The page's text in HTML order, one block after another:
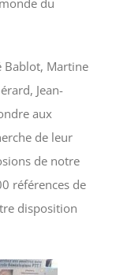
du
Bablot, Martine
Jean-
aux
de leur
de notre
références de
disposition